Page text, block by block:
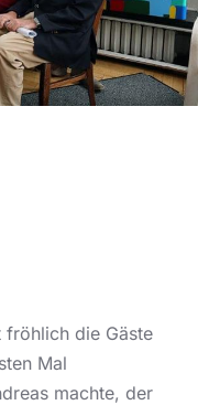
fröhlich die Gäste
Mal
machte, der